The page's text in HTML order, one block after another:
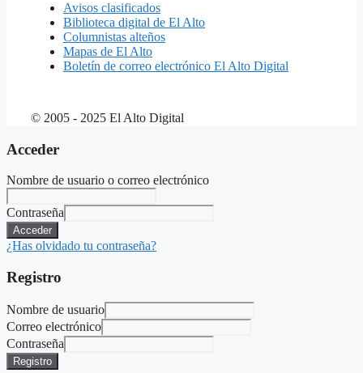
Avisos clasificados
Biblioteca digital de El Alto
Columnistas alteños
Mapas de El Alto
Boletín de correo electrónico El Alto Digital
© 2005 - 2025 El Alto Digital
Acceder
Nombre de usuario o correo electrónico
Contraseña
Acceder
¿Has olvidado tu contraseña?
Registro
Nombre de usuario
Correo electrónico
Contraseña
Registro